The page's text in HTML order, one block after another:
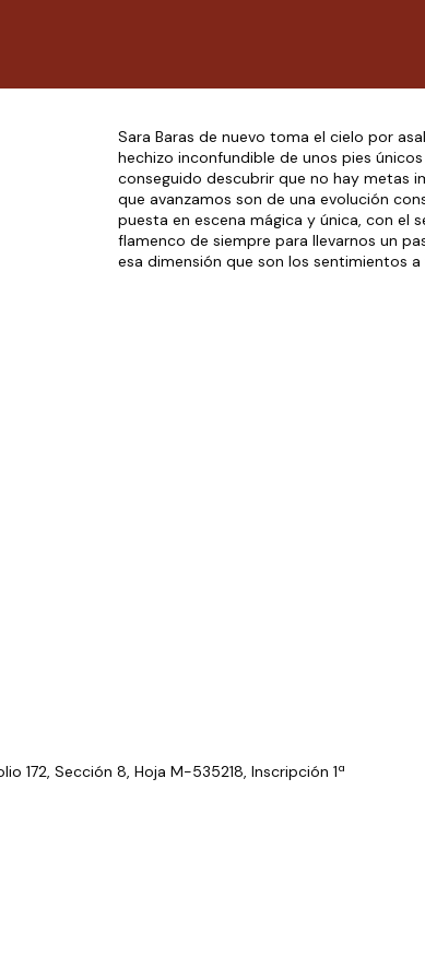
Sara Baras de nuevo toma el cielo por
hechizo inconfundible de unos pies
conseguido descubrir que no hay metas
que avanzamos son de una evolución
puesta en escena mágica y única, con el
flamenco de siempre para llevarnos un
esa dimensión que son los sentimientos a
172, Sección 8, Hoja M-535218, Inscripción 1ª